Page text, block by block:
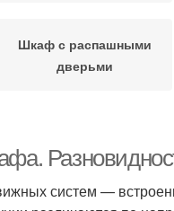
Шкаф с распашными
дверьми
систем —